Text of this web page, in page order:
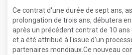
Ce contrat d'une durée de sept ans,
prolongation de trois ans, débutera
après un précédent contrat de 10
et a été attribué à l'issue d'un
partenaires mondiaux.Ce nouveau